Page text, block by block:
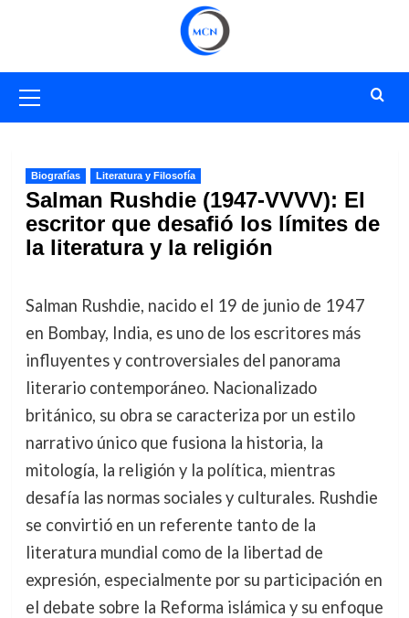
primario
Biografías Literatura y Filosofía
Salman Rushdie (1947-VVVV): El
escritor que desafió los límites de
la literatura y la religión
Salman Rushdie, nacido el 19 de junio de 1947
en Bombay, India, es uno de los escritores más
influyentes y controversiales del panorama
literario contemporáneo. Nacionalizado
británico, su obra se caracteriza por un estilo
narrativo único que fusiona la historia, la
mitología, la religión y la política, mientras
desafía las normas sociales y culturales. Rushdie
se convirtió en un referente tanto de la
literatura mundial como de la libertad de
expresión, especialmente por su participación en
el debate sobre la Reforma islámica y su enfoque